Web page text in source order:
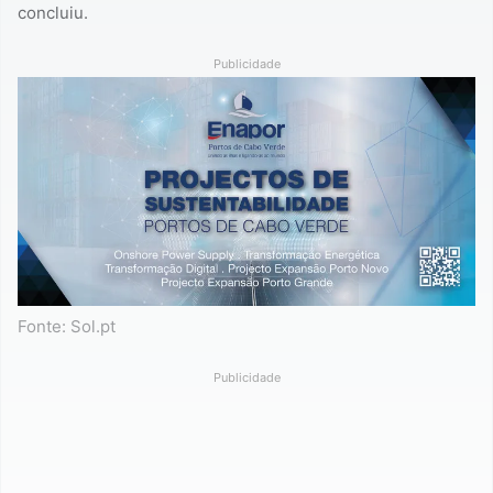
concluiu.
Publicidade
Fonte: Sol.pt
Publicidade